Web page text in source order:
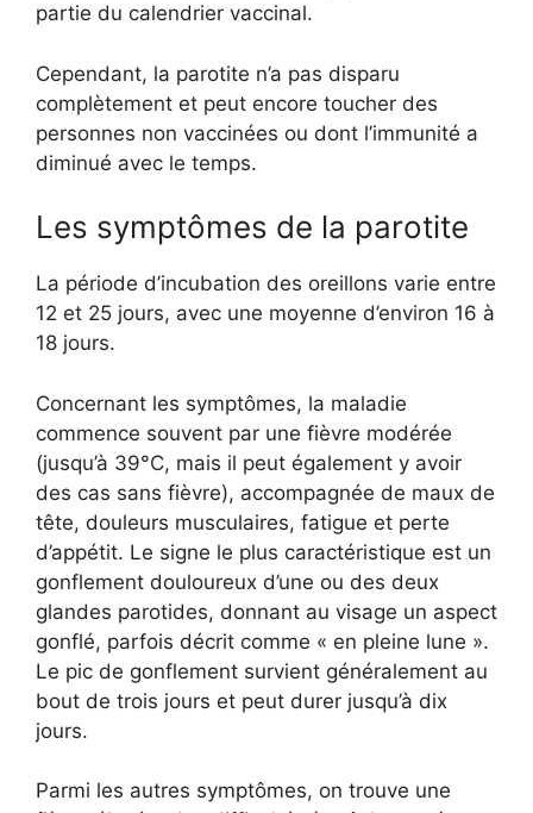
partie du calendrier vaccinal.
Cependant, la parotite n’a pas disparu
complètement et peut encore toucher des
personnes non vaccinées ou dont l’immunité a
diminué avec le temps.
Les symptômes de la parotite
La période d’incubation des oreillons varie entre
12 et 25 jours, avec une moyenne d’environ 16 à
18 jours.
Concernant les symptômes, la maladie
commence souvent par une fièvre modérée
(jusqu’à 39°C, mais il peut également y avoir
des cas sans fièvre), accompagnée de maux de
tête, douleurs musculaires, fatigue et perte
d’appétit. Le signe le plus caractéristique est un
gonflement douloureux d’une ou des deux
glandes parotides, donnant au visage un aspect
gonflé, parfois décrit comme « en pleine lune ».
Le pic de gonflement survient généralement au
bout de trois jours et peut durer jusqu’à dix
jours.
Parmi les autres symptômes, on trouve une